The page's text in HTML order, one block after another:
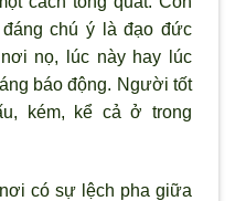
chú ý là đạo đức
nọ, lúc này hay lúc
báo động. Người tốt
kém, kể cả ở trong
có sự lệch pha giữa